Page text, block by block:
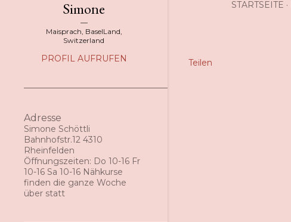
STARTSEITE
Teilen
Simone
Maisprach, BaselLand,
Switzerland
PROFIL AUFRUFEN
Adresse
Simone Schöttli
Bahnhofstr.12 4310
Rheinfelden
Öffnungszeiten: Do 10-16 Fr
10-16 Sa 10-16 Nähkurse
finden die ganze Woche
über statt